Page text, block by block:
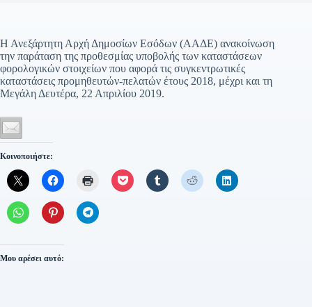
Η Ανεξάρτητη Αρχή Δημοσίων Εσόδων (ΑΑΔΕ) ανακοίνωση
την παράταση της προθεσμίας υποβολής των καταστάσεων
φορολογικών στοιχείων που αφορά τις συγκεντρωτικές
καταστάσεις προμηθευτών-πελατών έτους 2018, μέχρι και τη
Μεγάλη Δευτέρα, 22 Απριλίου 2019.
Κοινοποιήστε:
Μου αρέσει αυτό: